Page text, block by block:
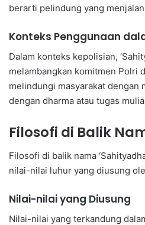
berarti pelindung yang
Konteks Penggunaan
Dalam konteks kepolisian,
melambangkan komitmen Polri
melindungi masyarakat dengan
dengan dharma atau tugas
Filosofi di Balik
Filosofi di balik nama
nilai-nilai luhur yang diusung
Nilai-nilai yang Diusung
Nilai-nilai yang terkandung